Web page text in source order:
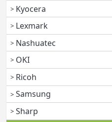
Kyocera
Lexmark
Nashuatec
OKI
Ricoh
Samsung
Sharp